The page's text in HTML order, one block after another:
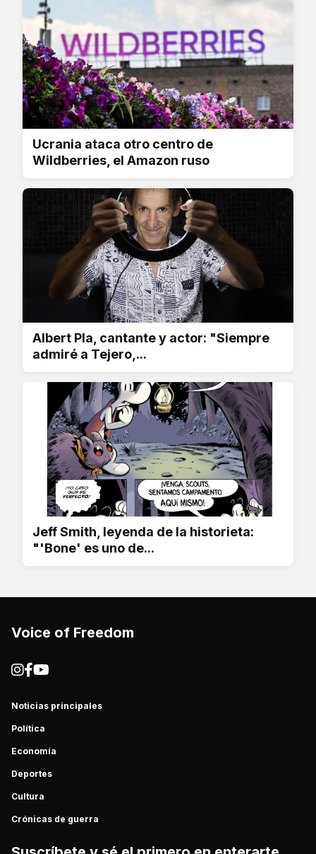
Ucrania ataca otro centro de
Wildberries, el Amazon ruso
Albert Pla, cantante y actor: "Siempre
admiré a Tejero,...
Jeff Smith, leyenda de la historieta:
"'Bone' es uno de...
Voice of Freedom
Noticias principales
Política
Economía
Deportes
Cultura
Crónicas de guerra